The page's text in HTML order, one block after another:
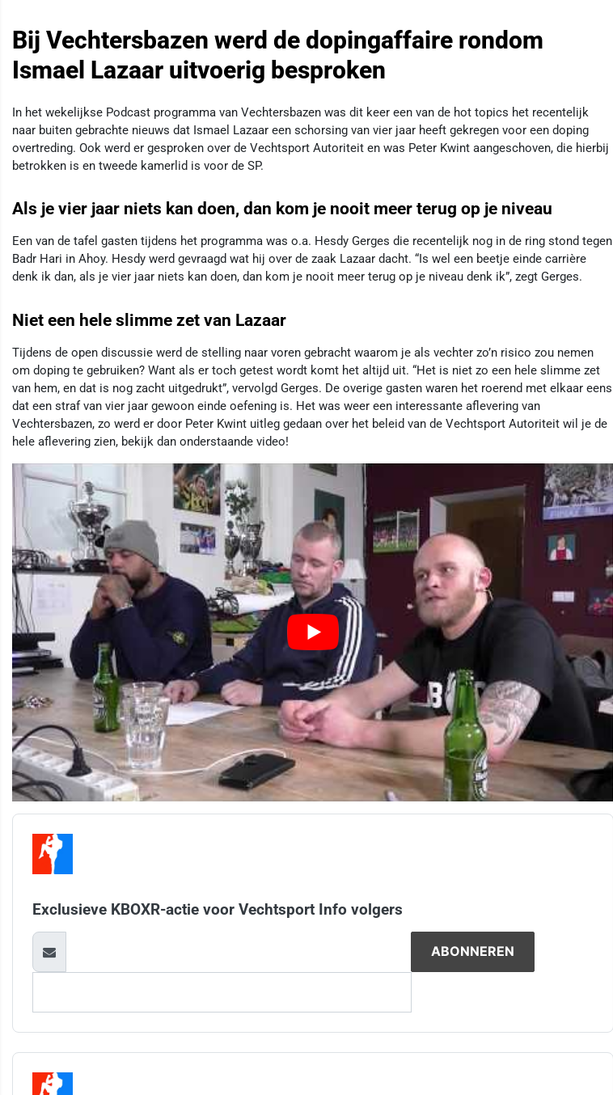
Bij Vechtersbazen werd de dopingaffaire rondom
Ismael Lazaar uitvoerig besproken
In het wekelijkse Podcast programma van Vechtersbazen was dit keer een van de hot topics het recentelijk
naar buiten gebrachte nieuws dat Ismael Lazaar een schorsing van vier jaar heeft gekregen voor een doping
overtreding. Ook werd er gesproken over de Vechtsport Autoriteit en was Peter Kwint aangeschoven, die hierbij
betrokken is en tweede kamerlid is voor de SP.
Als je vier jaar niets kan doen, dan kom je nooit meer terug op je niveau
Een van de tafel gasten tijdens het programma was o.a. Hesdy Gerges die recentelijk nog in de ring stond tegen
Badr Hari in Ahoy. Hesdy werd gevraagd wat hij over de zaak Lazaar dacht. “Is wel een beetje einde carrière
denk ik dan, als je vier jaar niets kan doen, dan kom je nooit meer terug op je niveau denk ik”, zegt Gerges.
Niet een hele slimme zet van Lazaar
Tijdens de open discussie werd de stelling naar voren gebracht waarom je als vechter zo’n risico zou nemen
om doping te gebruiken? Want als er toch getest wordt komt het altijd uit. “Het is niet zo een hele slimme zet
van hem, en dat is nog zacht uitgedrukt”, vervolgd Gerges. De overige gasten waren het roerend met elkaar eens
dat een straf van vier jaar gewoon einde oefening is. Het was weer een interessante aflevering van
Vechtersbazen, zo werd er door Peter Kwint uitleg gedaan over het beleid van de Vechtsport Autoriteit wil je de
hele aflevering zien, bekijk dan onderstaande video!
Exclusieve KBOXR-actie voor Vechtsport Info volgers